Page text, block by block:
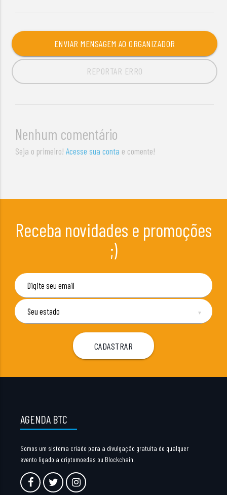
ENVIAR MENSAGEM AO ORGANIZADOR
REPORTAR ERRO
Nenhum comentário
Seja o primeiro!Acesse sua conta e comente!
Receba novidades e promoções
;)
▼
AGENDA BTC
Somos um sistema criado para a divulgação gratuita de qualquer
evento ligado a criptomoedas ou Blockchain.